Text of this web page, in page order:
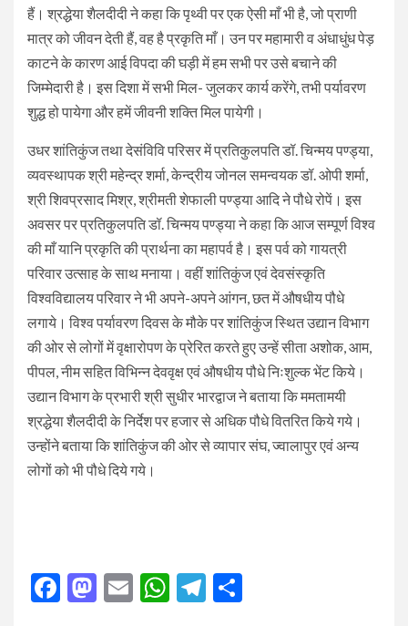
हैं। श्रद्धेया शैलदीदी ने कहा कि पृथ्वी पर एक ऐसी माँ भी है, जो प्राणी
मात्र को जीवन देती हैं, वह है प्रकृति माँ। उन पर महामारी व अंधाधुंध पेड़
काटने के कारण आई विपदा की घड़ी में हम सभी पर उसे बचाने की
जिम्मेदारी है। इस दिशा में सभी मिल- जुलकर कार्य करेंगे, तभी पर्यावरण
शुद्ध हो पायेगा और हमें जीवनी शक्ति मिल पायेगी।
उधर शांतिकुंज तथा देसंविवि परिसर में प्रतिकुलपति डॉ. चिन्मय पण्ड्या,
व्यवस्थापक श्री महेन्द्र शर्मा, केन्द्रीय जोनल समन्वयक डॉ. ओपी शर्मा,
श्री शिवप्रसाद मिश्र, श्रीमती शेफाली पण्ड्या आदि ने पौधे रोपें। इस
अवसर पर प्रतिकुलपति डॉ. चिन्मय पण्ड्या ने कहा कि आज सम्पूर्ण विश्व
की माँ यानि प्रकृति की प्रार्थना का महापर्व है। इस पर्व को गायत्री
परिवार उत्साह के साथ मनाया। वहीं शांतिकुंज एवं देवसंस्कृति
विश्वविद्यालय परिवार ने भी अपने-अपने आंगन, छत में औषधीय पौधे
लगाये। विश्व पर्यावरण दिवस के मौके पर शांतिकुंज स्थित उद्यान विभाग
की ओर से लोगों में वृक्षारोपण के प्रेरित करते हुए उन्हें सीता अशोक, आम,
पीपल, नीम सहित विभिन्न देववृक्ष एवं औषधीय पौधे निःशुल्क भेंट किये।
उद्यान विभाग के प्रभारी श्री सुधीर भारद्वाज ने बताया कि ममतामयी
श्रद्धेया शैलदीदी के निर्देश पर हजार से अधिक पौधे वितरित किये गये।
उन्होंने बताया कि शांतिकुंज की ओर से व्यापार संघ, ज्वालापुर एवं अन्य
लोगों को भी पौधे दिये गये।
Facebook
Mastodon
EmailWhatsApp
Telegram